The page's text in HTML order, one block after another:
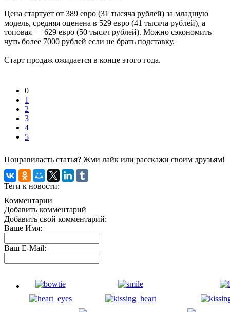
Цена стартует от 389 евро (31 тысяча рублей) за младшую
модель, средняя оценена в 529 евро (41 тысяча рублей), а
топовая — 629 евро (50 тысяч рублей). Можно сэкономить
чуть более 7000 рублей если не брать подставку.
Старт продаж ожидается в конце этого года.
0
1
2
3
4
5
Понравиласть статья? Жми лайк или расскажи своим друзьям!
Теги к новости:
Комментарии
Добавить комментарий
Добавить свой комментарий:
Ваше Имя:
Ваш E-Mail: